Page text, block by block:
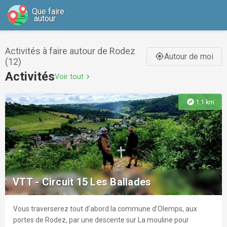
Que faire
autour
Activités à faire autour de Rodez
(12)
gps_fixedAutour de moi
ActivitésVoir tout chevron_right
explore 1.1 km
VTT - Circuit 15 Les Ballades
Vous traverserez tout d'abord la commune d'Olemps, aux
portes de Rodez, par une descente sur La mouline pour